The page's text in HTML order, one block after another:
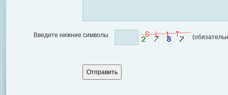
Введите нижние символы